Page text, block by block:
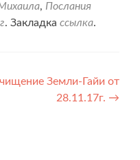
, Послания
. Закладка ссылка.
Земли-Гайи от
28.11.17г. →